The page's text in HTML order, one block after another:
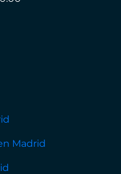
Madrid